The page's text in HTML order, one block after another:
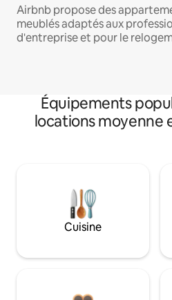
Airbnb propose des
meublés adaptés aux
d'entreprise et pour le
Équipements
locations moyenne
Cuisine